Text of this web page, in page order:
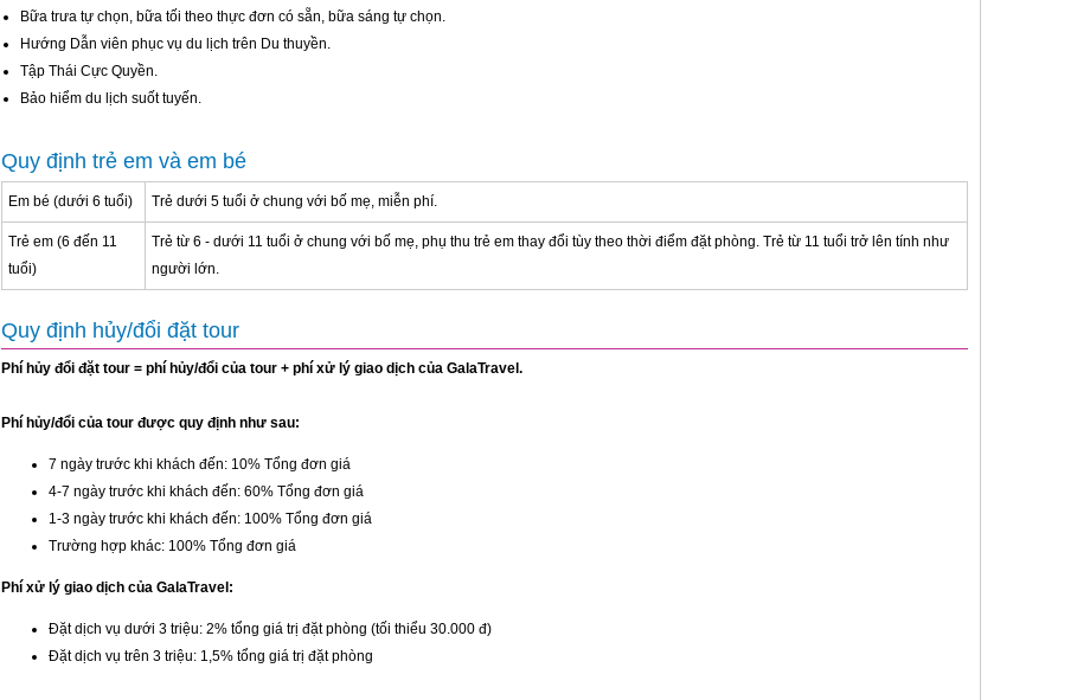
Bữa trưa tự chọn, bữa tối theo thực đơn có sẵn, bữa sáng tự chọn.
Hướng Dẫn viên phục vụ du lịch trên Du thuyền.
Tập Thái Cực Quyền.
Bảo hiểm du lịch suốt tuyến.
Quy định trẻ em và em bé
Em bé (dưới 6 tuổi) Trẻ dưới 5 tuổi ở chung với bố mẹ, miễn phí.
Trẻ em (6 đến 11
tuổi)
Trẻ từ 6 - dưới 11 tuổi ở chung với bố mẹ, phụ thu trẻ em thay đổi tùy theo thời điểm đặt phòng. Trẻ từ 11 tuổi trở lên tính như
người lớn.
Quy định hủy/đổi đặt tour
Phí hủy đổi đặt tour = phí hủy/đổi của tour + phí xử lý giao dịch của GalaTravel.
Phí hủy/đổi của tour được quy định như sau:
7 ngày trước khi khách đến: 10% Tổng đơn giá
4-7 ngày trước khi khách đến: 60% Tổng đơn giá
1-3 ngày trước khi khách đến: 100% Tổng đơn giá
Trường hợp khác: 100% Tổng đơn giá
Phí xử lý giao dịch của GalaTravel:
Đặt dịch vụ dưới 3 triệu: 2% tổng giá trị đặt phòng (tối thiểu 30.000 đ)
Đặt dịch vụ trên 3 triệu: 1,5% tổng giá trị đặt phòng